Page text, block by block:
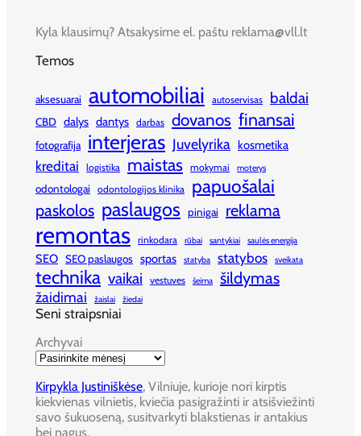
Kyla klausimų? Atsakysime el. paštu reklama@vll.lt
Temos
aksesuarai automobiliai autoservisas baldai
CBD dalys dantys darbas dovanos finansai
fotografija interjeras Juvelyrika kosmetika
kreditai logistika maistas mokymai moterys
odontologai odontologijos klinika papuošalai
paskolos paslaugos pinigai reklama
remontas rinkodara rūbai santykiai saulės energija
SEO SEO paslaugos sportas statyba statybos sveikata
technika vaikai vestuves šeima šildymas
žaidimai žaislai žiedai
Seni straipsniai
Archyvai
Kirpykla Justiniškėse, Vilniuje, kurioje nori kirptis
kiekvienas vilnietis, kviečia pasigražinti ir atsišviežinti
savo šukuoseną, susitvarkyti blakstienas ir antakius
bei nagus.